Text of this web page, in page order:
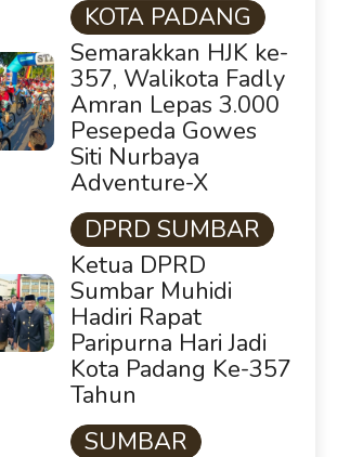
KOTA PADANG
Semarakkan HJK ke-
357, Walikota Fadly
Amran Lepas 3.000
Pesepeda Gowes
Siti Nurbaya
Adventure-X
DPRD SUMBAR
Ketua DPRD
Sumbar Muhidi
Hadiri Rapat
Paripurna Hari Jadi
Kota Padang Ke-357
Tahun
SUMBAR